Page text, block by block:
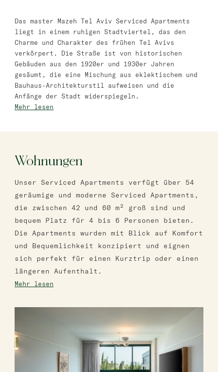
master Shenkin
Mazeh Tel Aviv
Bat Jam
master Bat Yam
Das master Mazeh Tel Aviv Serviced Apartments
liegt in einem ruhigen Stadtviertel, das den
Charme und Charakter des frühen Tel Avivs
verkörpert. Die Straße ist von historischen
Gebäuden aus den 1920er und 1930er Jahren
gesäumt, die eine Mischung aus eklektischem und
Bauhaus-Architekturstil aufweisen und die
Anfänge der Stadt widerspiegeln.
Mehr lesen
Wohnungen
Unser Serviced Apartments verfügt über 54
geräumige und moderne Serviced Apartments,
die zwischen 42 und 60 m² groß sind und
bequem Platz für 4 bis 6 Personen bieten.
Die Apartments wurden mit Blick auf Komfort
und Bequemlichkeit konzipiert und eignen
sich perfekt für einen Kurztrip oder einen
längeren Aufenthalt.
Mehr lesen